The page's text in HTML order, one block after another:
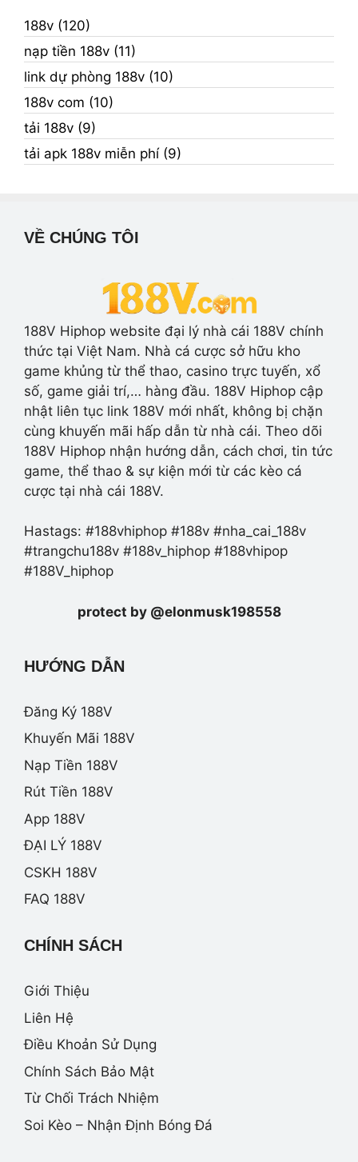
188v (120)
nạp tiền 188v (11)
link dự phòng 188v (10)
188v com (10)
tải 188v (9)
tải apk 188v miễn phí (9)
VỀ CHÚNG TÔI
188V Hiphop website đại lý nhà cái 188V chính
thức tại Việt Nam. Nhà cá cược sở hữu kho
game khủng từ thể thao, casino trực tuyến, xổ
số, game giải trí,… hàng đầu. 188V Hiphop cập
nhật liên tục link 188V mới nhất, không bị chặn
cùng khuyến mãi hấp dẫn từ nhà cái. Theo dõi
188V Hiphop nhận hướng dẫn, cách chơi, tin tức
game, thể thao & sự kiện mới từ các kèo cá
cược tại nhà cái 188V.
Hastags: #188vhiphop #188v #nha_cai_188v
#trangchu188v #188v_hiphop #188vhipop
#188V_hiphop
protect by @elonmusk198558
HƯỚNG DẪN
Đăng Ký 188V
Khuyến Mãi 188V
Nạp Tiền 188V
Rút Tiền 188V
App 188V
ĐẠI LÝ 188V
CSKH 188V
FAQ 188V
CHÍNH SÁCH
Giới Thiệu
Liên Hệ
Điều Khoản Sử Dụng
Chính Sách Bảo Mật
Từ Chối Trách Nhiệm
Soi Kèo – Nhận Định Bóng Đá